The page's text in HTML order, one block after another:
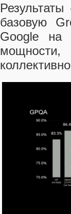
базовую
Google на